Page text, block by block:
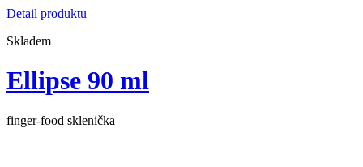
Detail produktu
Skladem
Ellipse 90 ml
finger-food sklenička